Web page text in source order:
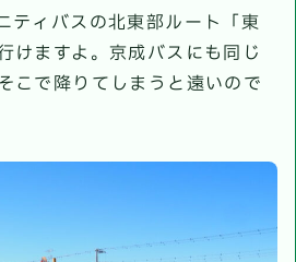
ティバスの北東部ルート「東
けますよ。京成バスにも同じ
こで降りてしまうと遠いので